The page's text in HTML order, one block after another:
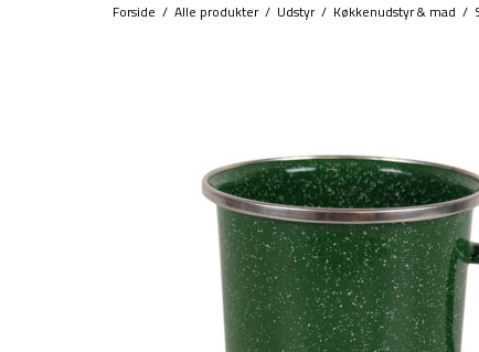
Forside / Alle produkter/ Udstyr/ Køkkenudstyr & mad /